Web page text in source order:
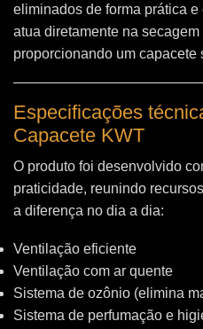
eliminados de forma prática
atua diretamente na
proporcionando um capacete
Especificações
Capacete KWT
O produto foi desenvolvido
praticidade, reunindo
a diferença no dia a dia:
Ventilação eficiente
Ventilação com ar quente
Sistema de ozônio (elimina
Sistema de perfumação e